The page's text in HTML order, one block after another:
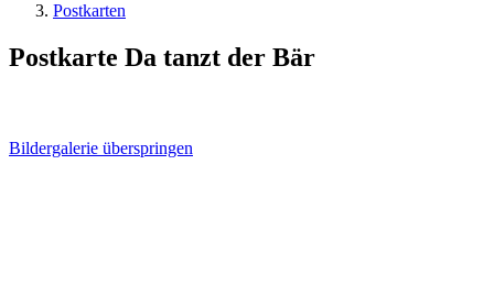
Postkarten
Postkarte Da tanzt der Bär
Bildergalerie überspringen